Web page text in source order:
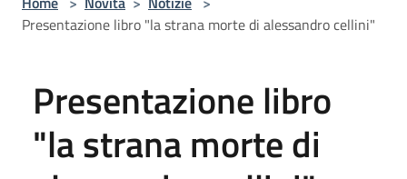
Presentazione libro "la strana morte di alessandro cellini"
Presentazione libro
"la strana morte di